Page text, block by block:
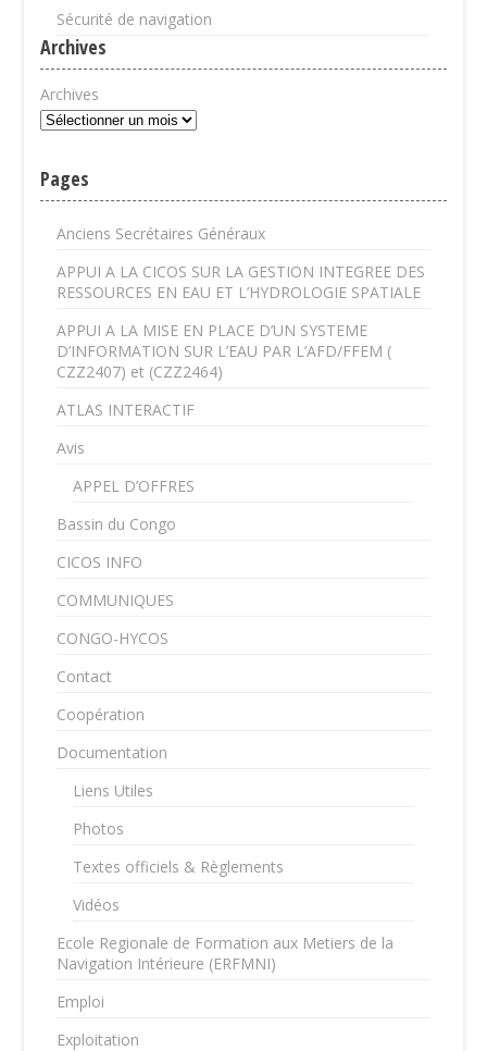
Sécurité de navigation
Archives
Archives
Pages
Anciens Secrétaires Généraux
APPUI A LA CICOS SUR LA GESTION INTEGREE DES
RESSOURCES EN EAU ET L’HYDROLOGIE SPATIALE
APPUI A LA MISE EN PLACE D’UN SYSTEME
D’INFORMATION SUR L’EAU PAR L’AFD/FFEM (
CZZ2407) et (CZZ2464)
ATLAS INTERACTIF
Avis
APPEL D’OFFRES
Bassin du Congo
CICOS INFO
COMMUNIQUES
CONGO-HYCOS
Contact
Coopération
Documentation
Liens Utiles
Photos
Textes officiels & Règlements
Vidéos
Ecole Regionale de Formation aux Metiers de la
Navigation Intérieure (ERFMNI)
Emploi
Exploitation